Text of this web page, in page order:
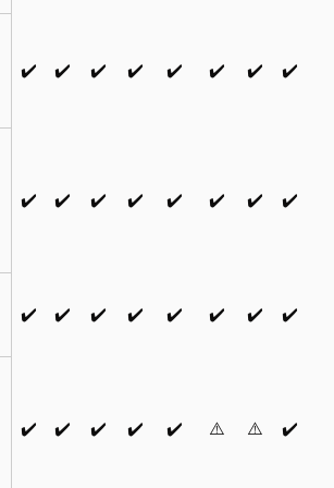
✔️ ✔️ ✔️ ✔️ ✔️ ✔️ ✔️ ✔️
✔️ ✔️ ✔️ ✔️ ✔️ ✔️ ✔️ ✔️
✔️ ✔️ ✔️ ✔️ ✔️ ✔️ ✔️ ✔️
✔️ ✔️ ✔️ ✔️ ✔️ ⚠️ ⚠️ ✔️